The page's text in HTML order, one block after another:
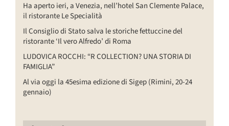
Ha aperto ieri, a Venezia, nell’hotel San Clemente Palace,
il ristorante Le Specialità
Il Consiglio di Stato salva le storiche fettuccine del
ristorante ‘Il vero Alfredo’ di Roma
LUDOVICA ROCCHI: “R COLLECTION? UNA STORIA DI
FAMIGLIA”
Al via oggi la 45esima edizione di Sigep (Rimini, 20-24
gennaio)